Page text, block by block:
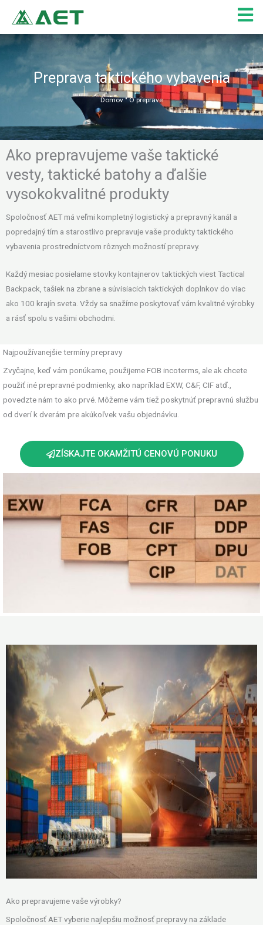
obsah
Preprava taktického vybavenia
Domov"O preprave
Ako prepravujeme vaše taktické
vesty, taktické batohy a ďalšie
vysokokvalitné produkty
Spoločnosť AET má veľmi kompletný logistický a prepravný kanál a
popredajný tím a starostlivo prepravuje vaše produkty taktického
vybavenia prostredníctvom rôznych možností prepravy.
Každý mesiac posielame stovky kontajnerov taktických viest Tactical
Backpack, tašiek na zbrane a súvisiacich taktických doplnkov do viac
ako 100 krajín sveta. Vždy sa snažíme poskytovať vám kvalitné výrobky
a rásť spolu s vašimi obchodmi.
Najpoužívanejšie termíny prepravy
Zvyčajne, keď vám ponúkame, použijeme FOB incoterms, ale ak chcete
použiť iné prepravné podmienky, ako napríklad EXW, C&F, CIF atď.,
povedzte nám to ako prvé. Môžeme vám tiež poskytnúť prepravnú službu
od dverí k dverám pre akúkoľvek vašu objednávku.
ZÍSKAJTE OKAMŽITÚ CENOVÚ PONUKU
Ako prepravujeme vaše výrobky?
Spoločnosť AET vyberie najlepšiu možnosť prepravy na základe